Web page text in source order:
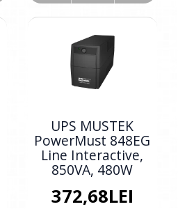
UPS MUSTEK
PowerMust 848EG
Line Interactive,
850VA, 480W
372,68LEI